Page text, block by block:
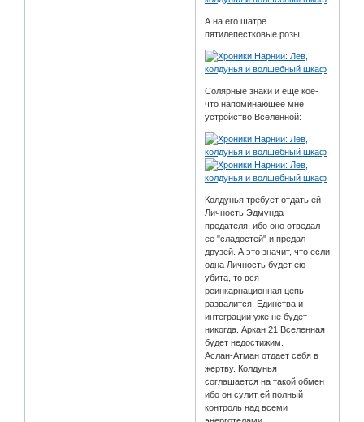
А на его шатре
пятилепестковые розы:
Солярные знаки и еще кое-
что напоминающее мне
устройство Вселенной:
Колдунья требует отдать ей
Личность Эдмунда -
предателя, ибо оно отведал
ее "сладостей" и предал
друзей. А это значит, что если
одна Личность будет ею
убита, то вся
реинкарнационная цепь
развалится. Единства и
интеграции уже не будет
никогда. Аркан 21 Вселенная
будет недостижим.
Аслан-Атман отдает себя в
жертву. Колдунья
соглашается на такой обмен
ибо он сулит ей полный
контроль над всеми